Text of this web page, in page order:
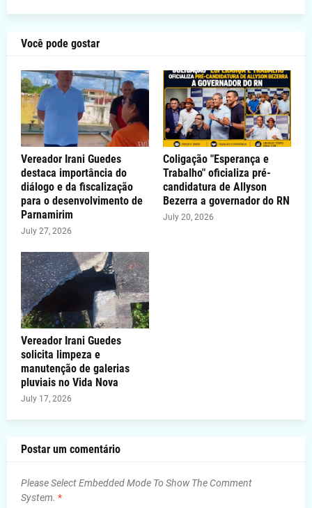
Você pode gostar
Vereador Irani Guedes
destaca importância do
diálogo e da fiscalização
para o desenvolvimento de
Parnamirim
July 27, 2026
Coligação "Esperança e
Trabalho" oficializa pré-
candidatura de Allyson
Bezerra a governador do RN
July 20, 2026
Vereador Irani Guedes
solicita limpeza e
manutenção de galerias
pluviais no Vida Nova
July 17, 2026
Postar um comentário
Please Select Embedded Mode To Show The Comment
System. *